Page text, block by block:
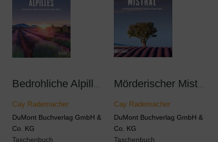
Cay Rademacher
DuMont Buchverlag GmbH &
Co. KG
Taschenbuch
Mörderischer Mistral
Cay Rademacher
DuMont Buchverlag GmbH &
Co. KG
Taschenbuch